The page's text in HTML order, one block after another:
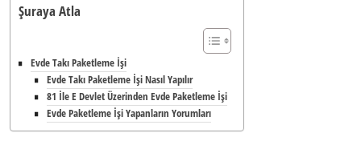
Şuraya Atla
Evde Takı Paketleme İşi
Evde Takı Paketleme İşi Nasıl Yapılır
81 İle E Devlet Üzerinden Evde Paketleme İşi
Evde Paketleme İşi Yapanların Yorumları